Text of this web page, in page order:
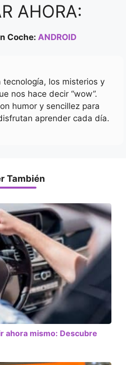
AHORA:
Coche: ANDROID
tecnología, los misterios y
nos hace decir “wow”.
humor y sencillez para
aprender cada día.
También
ahora mismo: Descubre